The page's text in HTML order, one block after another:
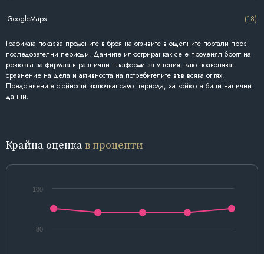
GoogleMaps (18)
Графиката показва промените в броя на отзивите в отделните портали през
последователни периоди. Данните илюстрират как се е променял броят на
ревютата за фирмата в различни платформи за мнения, като позволяват
сравнение на дела и активността на потребителите във всяка от тях.
Представените стойности включват само периода, за който са били налични
данни.
Крайна оценкав проценти
80
100